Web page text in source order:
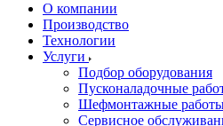
О компании
Производство
Технологии
Услуги
Подбор оборудования
Пусконаладочные
Шефмонтажные
Сервисное